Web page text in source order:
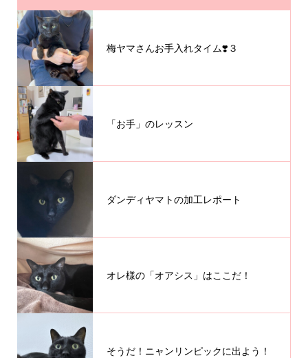
梅ヤマさんお手入れタイム❣️３
「お手」のレッスン
ダンディヤマトの加工レポート
オレ様の「オアシス」はここだ！
そうだ！ニャンリンピックに出よう！